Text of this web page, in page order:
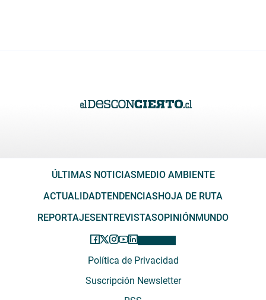
ÚLTIMAS NOTICIASMEDIO AMBIENTE
ACTUALIDADTENDENCIASHOJA DE RUTA
REPORTAJESENTREVISTASOPINIÓNMUNDO
Política de Privacidad
Suscripción Newsletter